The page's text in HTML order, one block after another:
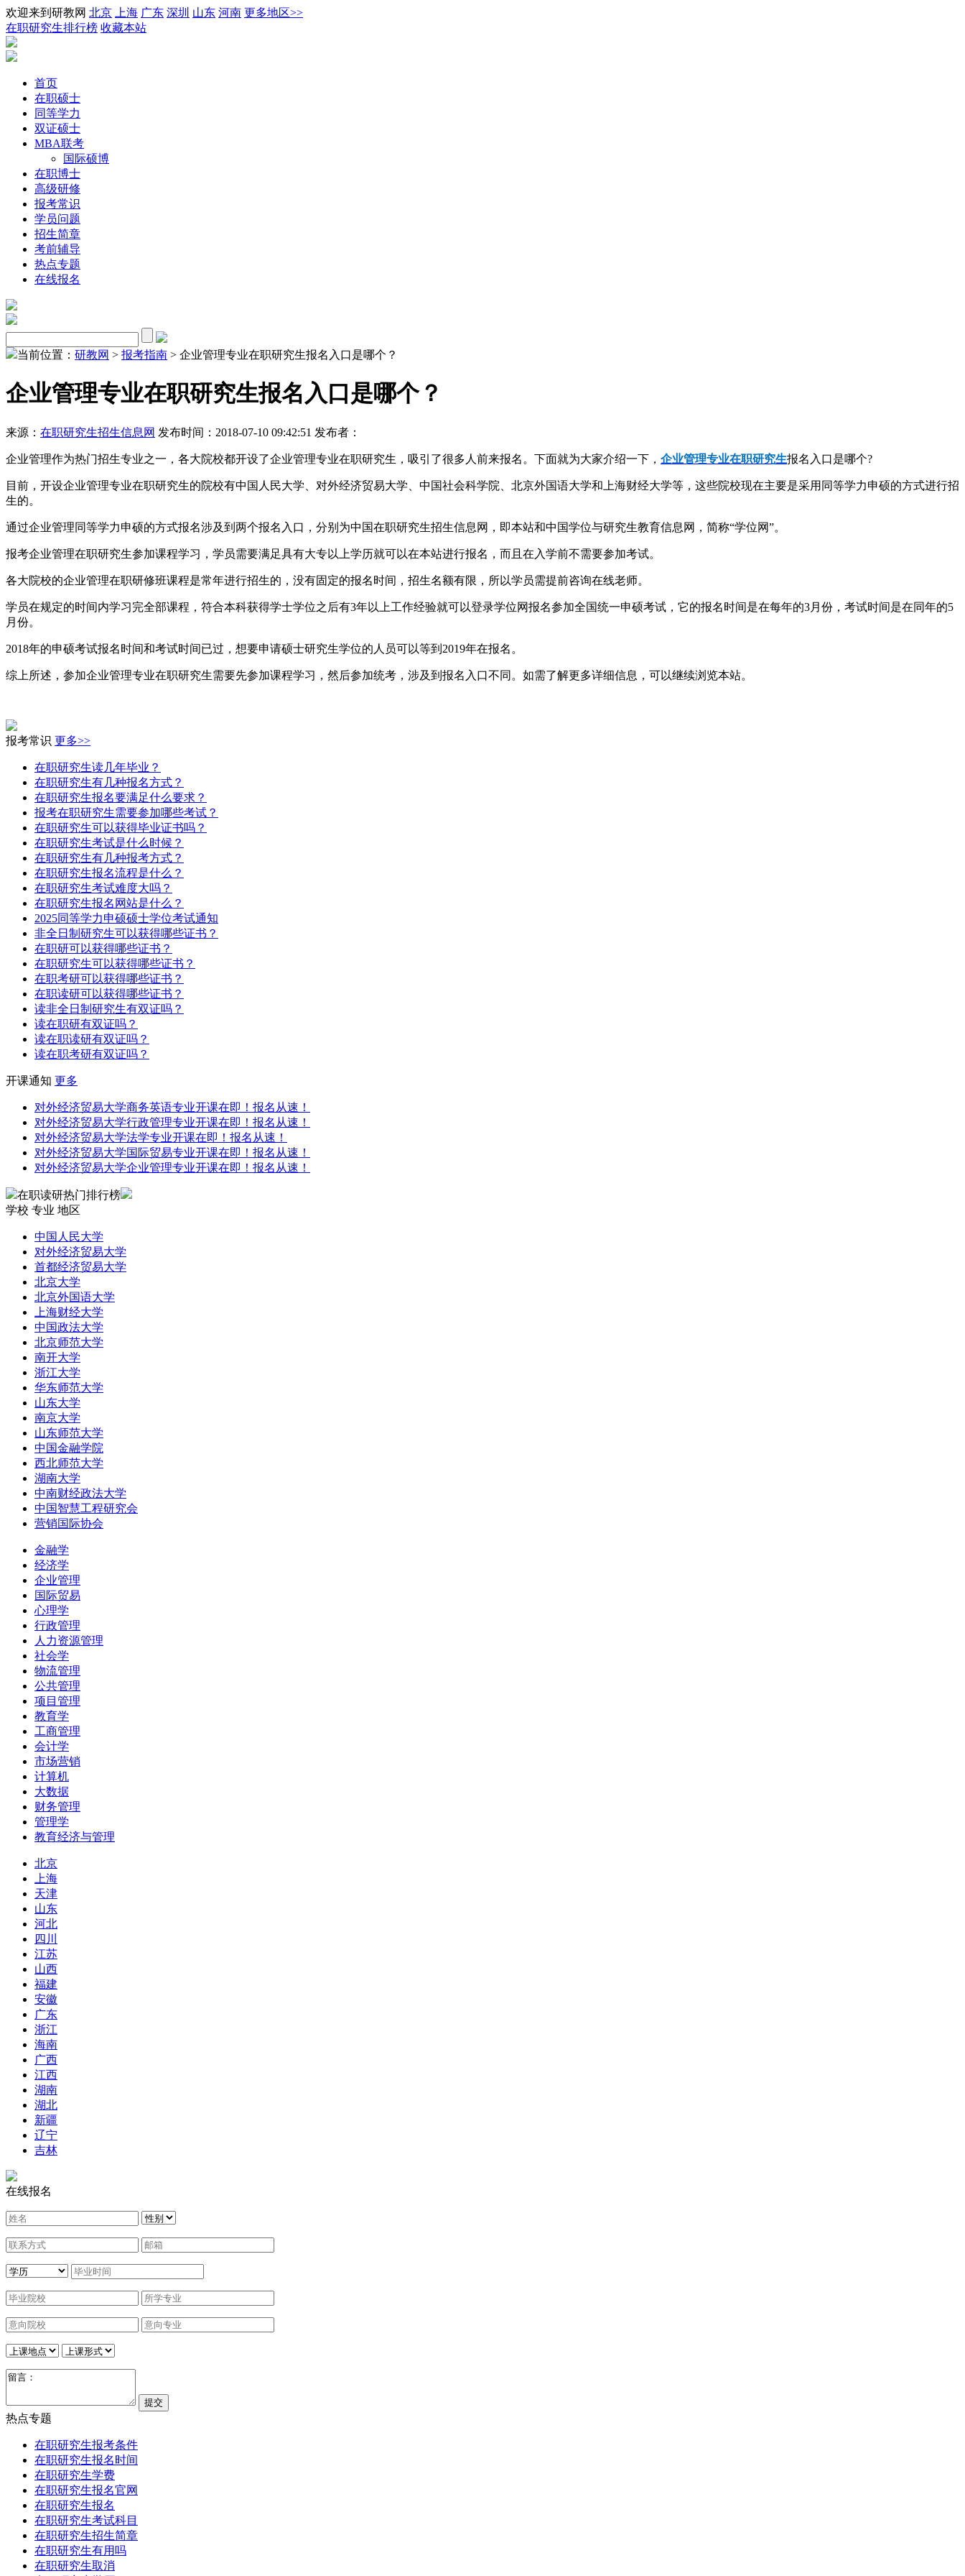
欢迎来到研教网 北京 上海 广东 深圳 山东 河南 更多地区>>
在职研究生排行榜 收藏本站
首页
在职硕士
同等学力
双证硕士
MBA联考
国际硕博
在职博士
高级研修
报考常识
学员问题
招生简章
考前辅导
热点专题
在线报名
当前位置： 研教网 > 报考指南 > 企业管理专业在职研究生报名入口是哪个？
企业管理专业在职研究生报名入口是哪个？
来源： 在职研究生招生信息网 发布时间：2018-07-10 09:42:51 发布者：
企业管理作为热门招生专业之一，各大院校都开设了企业管理专业在职研究生，吸引了很多人前来报名。下面就为大家介绍一下， 企业管理专业在职研究生报名入口是哪个?
目前，开设企业管理专业在职研究生的院校有中国人民大学、对外经济贸易大学、中国社会科学院、北京外国语大学和上海财经大学等，这些院校现在主要是采用同等学力申硕的方式进行招
生的。
通过企业管理同等学力申硕的方式报名涉及到两个报名入口，分别为中国在职研究生招生信息网，即本站和中国学位与研究生教育信息网，简称“学位网”。
报考企业管理在职研究生参加课程学习，学员需要满足具有大专以上学历就可以在本站进行报名，而且在入学前不需要参加考试。
各大院校的企业管理在职研修班课程是常年进行招生的，没有固定的报名时间，招生名额有限，所以学员需提前咨询在线老师。
学员在规定的时间内学习完全部课程，符合本科获得学士学位之后有3年以上工作经验就可以登录学位网报名参加全国统一申硕考试，它的报名时间是在每年的3月份，考试时间是在同年的5
月份。
2018年的申硕考试报名时间和考试时间已过，想要申请硕士研究生学位的人员可以等到2019年在报名。
综上所述，参加企业管理专业在职研究生需要先参加课程学习，然后参加统考，涉及到报名入口不同。如需了解更多详细信息，可以继续浏览本站。
报考常识 更多>>
在职研究生读几年毕业？
在职研究生有几种报名方式？
在职研究生报名要满足什么要求？
报考在职研究生需要参加哪些考试？
在职研究生可以获得毕业证书吗？
在职研究生考试是什么时候？
在职研究生有几种报考方式？
在职研究生报名流程是什么？
在职研究生考试难度大吗？
在职研究生报名网站是什么？
2025同等学力申硕硕士学位考试通知
非全日制研究生可以获得哪些证书？
在职研可以获得哪些证书？
在职研究生可以获得哪些证书？
在职考研可以获得哪些证书？
在职读研可以获得哪些证书？
读非全日制研究生有双证吗？
读在职研有双证吗？
读在职读研有双证吗？
读在职考研有双证吗？
开课通知 更多
对外经济贸易大学商务英语专业开课在即！报名从速！
对外经济贸易大学行政管理专业开课在即！报名从速！
对外经济贸易大学法学专业开课在即！报名从速！
对外经济贸易大学国际贸易专业开课在即！报名从速！
对外经济贸易大学企业管理专业开课在即！报名从速！
在职读研热门排行榜
学校 专业 地区
中国人民大学
对外经济贸易大学
首都经济贸易大学
北京大学
北京外国语大学
上海财经大学
中国政法大学
北京师范大学
南开大学
浙江大学
华东师范大学
山东大学
南京大学
山东师范大学
中国金融学院
西北师范大学
湖南大学
中南财经政法大学
中国智慧工程研究会
营销国际协会
金融学
经济学
企业管理
国际贸易
心理学
行政管理
人力资源管理
社会学
物流管理
公共管理
项目管理
教育学
工商管理
会计学
市场营销
计算机
大数据
财务管理
管理学
教育经济与管理
北京
上海
天津
山东
河北
四川
江苏
山西
福建
安徽
广东
浙江
海南
广西
江西
湖南
湖北
新疆
辽宁
吉林
在线报名
热点专题
在职研究生报考条件
在职研究生报名时间
在职研究生学费
在职研究生报名官网
在职研究生报名
在职研究生考试科目
在职研究生招生简章
在职研究生有用吗
在职研究生取消